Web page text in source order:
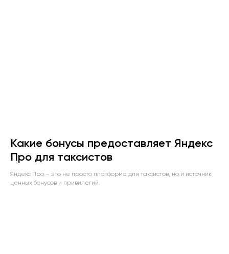
Какие бонусы предоставляет Яндекс
Про для таксистов
Яндекс Про – это не просто платформа для таксистов, но и источник
ценных бонусов и привилегий.